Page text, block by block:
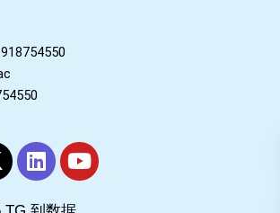
L
i
Y
o